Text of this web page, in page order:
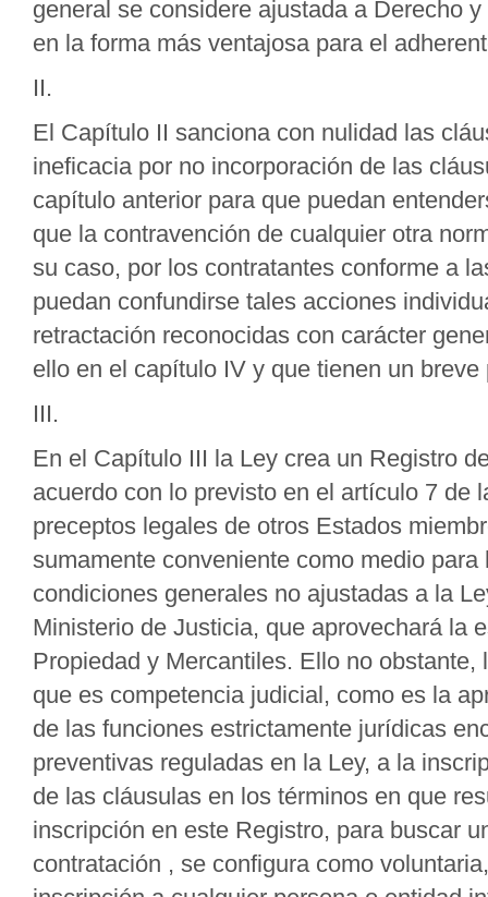
general se considere ajustada a Derecho
en la forma más ventajosa para el
II.
El Capítulo II sanciona con nulidad las
ineficacia por no incorporación de las
capítulo anterior para que puedan
que la contravención de cualquier otra
su caso, por los contratantes conforme a
puedan confundirse tales acciones
retractación reconocidas con carácter
ello en el capítulo IV y que tienen un
III.
En el Capítulo III la Ley crea un Registro
acuerdo con lo previsto en el artículo 7 de
preceptos legales de otros Estados
sumamente conveniente como medio
condiciones generales no ajustadas a la
Ministerio de Justicia, que aprovechará la
Propiedad y Mercantiles. Ello no
que es competencia judicial, como es la
de las funciones estrictamente jurídicas
preventivas reguladas en la Ley, a la
de las cláusulas en los términos en que
inscripción en este Registro, para buscar
contratación , se configura como